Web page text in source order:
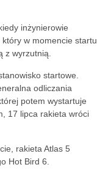
inżynierowie
w momencie startu
z wyrzutnią.
startowe.
odliczania
potem wystartuje
17 lipca rakieta wróci
rakieta Atlas 5
Hot Bird 6.